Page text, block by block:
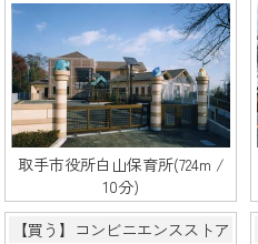
取手市役所白山保育所(724m /
10分)
【買う】コンビニエンスストア